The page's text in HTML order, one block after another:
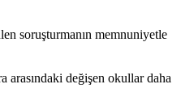
so­ruşturmanın memnuniyetle
arasındaki değişen okullar daha